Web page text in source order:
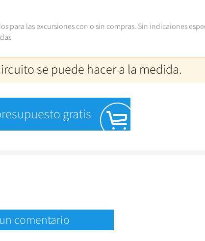
para las excursiones con o sin compras. Sin indicaiones
se puede hacer a la medida.
gratis
comentario